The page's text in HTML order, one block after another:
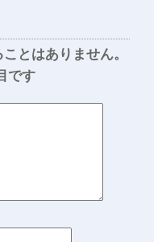
とはありません。
です